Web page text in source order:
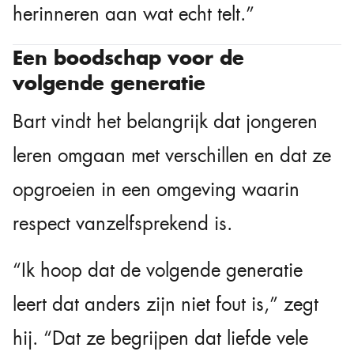
herinneren aan wat echt telt.”
Een boodschap voor de
volgende generatie
Bart vindt het belangrijk dat jongeren
leren omgaan met verschillen en dat ze
opgroeien in een omgeving waarin
respect vanzelfsprekend is.
“Ik hoop dat de volgende generatie
leert dat anders zijn niet fout is,” zegt
hij. “Dat ze begrijpen dat liefde vele